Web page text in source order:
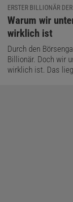
ERSTER BILLIONÄR
:
Warum wir
wirklich ist
Durch den
Billionär. Doch wir
wirklich ist. Das